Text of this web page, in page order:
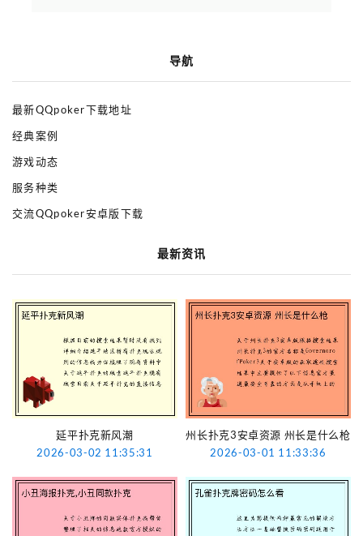
导航
最新QQpoker下载地址
经典案例
游戏动态
服务种类
交流QQpoker安卓版下载
最新资讯
延平扑克新风潮
2026-03-02 11:35:31
州长扑克3安卓资源 州长是什么枪
2026-03-01 11:33:36